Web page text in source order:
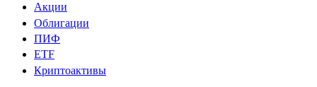
Акции
Облигации
ПИФ
ETF
Криптоактивы